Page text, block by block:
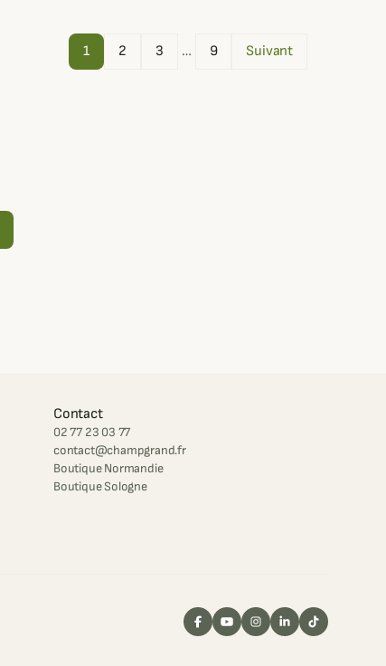
1 2 3 … 9 Suivant
Contact
02 77 23 03 77
contact@champgrand.fr
Boutique Normandie
Boutique Sologne